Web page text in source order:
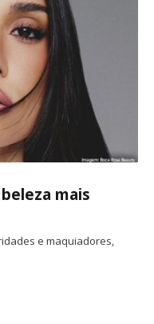
mais
e maquiadores,